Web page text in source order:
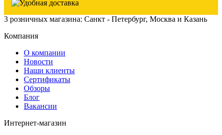
3 розничных магазина: Санкт - Петербург, Москва и Казань
Компания
О компании
Новости
Наши клиенты
Сертификаты
Обзоры
Блог
Вакансии
Интернет-магазин